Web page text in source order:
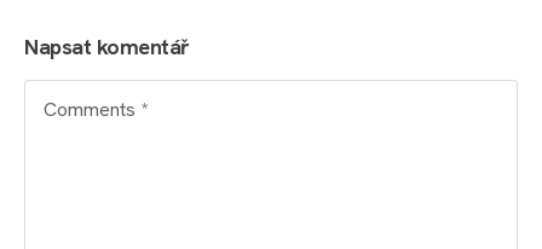
Napsat komentář